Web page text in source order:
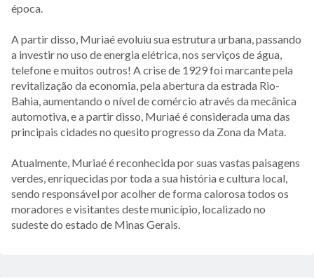
época.
A partir disso, Muriaé evoluiu sua estrutura urbana, passando
a investir no uso de energia elétrica, nos serviços de água,
telefone e muitos outros! A crise de 1929 foi marcante pela
revitalização da economia, pela abertura da estrada Rio-
Bahia, aumentando o nível de comércio através da mecânica
automotiva, e a partir disso, Muriaé é considerada uma das
principais cidades no quesito progresso da Zona da Mata.
Atualmente, Muriaé é reconhecida por suas vastas paisagens
verdes, enriquecidas por toda a sua história e cultura local,
sendo responsável por acolher de forma calorosa todos os
moradores e visitantes deste município, localizado no
sudeste do estado de Minas Gerais.